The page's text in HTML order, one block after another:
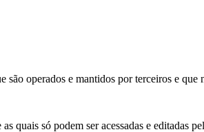
operados e mantidos por terceiros e
quais só podem ser acessadas e editadas